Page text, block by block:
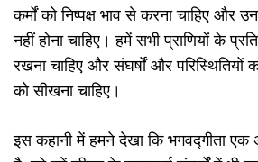
कर्मों को निष्पक्ष भाव से करना चाहिए और
नहीं होना चाहिए। हमें सभी प्राणियों के
रखना चाहिए और संघर्षों और परिस्थितियों
को सीखना चाहिए।
इस कहानी में हमने देखा कि भगवद्गीता एक